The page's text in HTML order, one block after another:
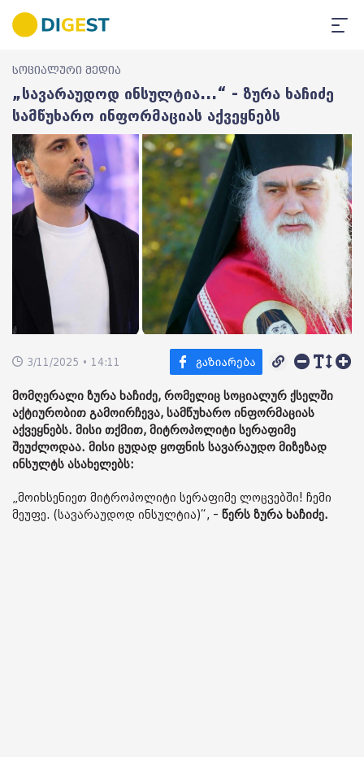
სოციალური მედია
„სავარაუდოდ ინსულტია...“ - ზურა ხაჩიძე
სამწუხარო ინფორმაციას აქვეყნებს
3/11/2025 • 14:11
მომღერალი ზურა ხაჩიძე, რომელიც სოციალურ ქსელში
აქტიურობით გამოირჩევა, სამწუხარო ინფორმაციას
აქვეყნებს. მისი თქმით, მიტროპოლიტი სერაფიმე
შეუძლოდაა. მისი ცუდად ყოფნის სავარაუდო მიზეზად
ინსულტს ასახელებს:
„მოიხსენიეთ მიტროპოლიტი სერაფიმე ლოცვებში! ჩემი
მეუფე. (სავარაუდოდ ინსულტია)“, - წერს ზურა ხაჩიძე.